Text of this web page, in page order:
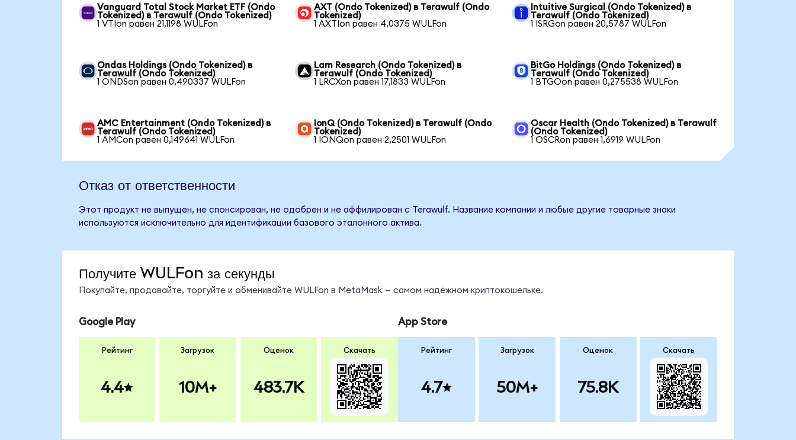
Vanguard Total Stock Market ETF (Ondo
Tokenized) в Terawulf (Ondo Tokenized)
1 VTIon равен 21,1198 WULFon
AXT (Ondo Tokenized) в Terawulf (Ondo
Tokenized)
1 AXTIon равен 4,0375 WULFon
Intuitive Surgical (Ondo Tokenized) в
Terawulf (Ondo Tokenized)
1 ISRGon равен 20,5787 WULFon
Ondas Holdings (Ondo Tokenized) в
Terawulf (Ondo Tokenized)
1 ONDSon равен 0,490337 WULFon
Lam Research (Ondo Tokenized) в
Terawulf (Ondo Tokenized)
1 LRCXon равен 17,1833 WULFon
BitGo Holdings (Ondo Tokenized) в
Terawulf (Ondo Tokenized)
1 BTGOon равен 0,275538 WULFon
AMC Entertainment (Ondo Tokenized) в
Terawulf (Ondo Tokenized)
1 AMCon равен 0,149641 WULFon
IonQ (Ondo Tokenized) в Terawulf (Ondo
Tokenized)
1 IONQon равен 2,2501 WULFon
Oscar Health (Ondo Tokenized) в Terawulf
(Ondo Tokenized)
1 OSCRon равен 1,6919 WULFon
Отказ от ответственности
Этот продукт не выпущен, не спонсирован, не одобрен и не аффилирован с Terawulf. Название компании и любые другие товарные знаки
используются исключительно для идентификации базового эталонного актива.
Получите WULFon за секунды
Покупайте, продавайте, торгуйте и обменивайте WULFon в MetaMask — самом надёжном криптокошельке.
Google Play
Рейтинг
4.4
Загрузок
10M+
Оценок
483.7K
Скачать
App Store
Рейтинг
4.7
Загрузок
50M+
Оценок
75.8K
Скачать